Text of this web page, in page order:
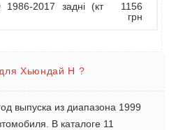
1986-2017 задні (кт
1156
грн
Хьюндай H ?
выпуска из диапазона 1999
В каталоге 11